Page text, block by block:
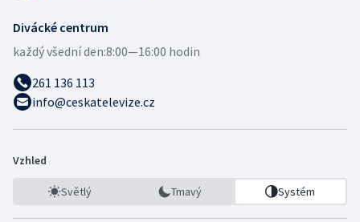
Divácké centrum
každý všední den:8:00—16:00 hodin
261 136 113
info@ceskatelevize.cz
Vzhled
Světlý Tmavý Systém